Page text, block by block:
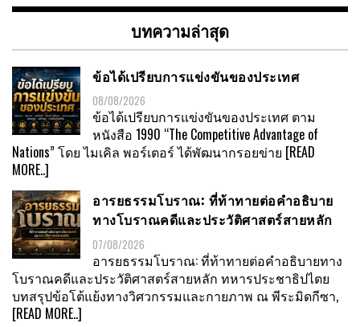
หมู่
บทความล่าสุด
ข้อได้เปรียบการแข่งขันของประเทศ
08/08/2026
ข้อได้เปรียบการแข่งขันของประเทศ ตาม
หนังสือ 1990 “The Competitive Advantage of
Nations” โดย ไมเคิล พอร์เตอร์ ได้พัฒนากรอยข่าย [READ
MORE..]
อารยธรรมโบราณ: ที่ท้าทายต่อคำอธิบาย
ทางโบราณคดีและประวัติศาสตร์สายหลัก
07/08/2026
อารยธรรมโบราณ: ที่ท้าทายต่อคำอธิบายทาง
โบราณคดีและประวัติศาสตร์สายหลัก ทหารประชาธิปไตย
บทสรุปข้อโต้แย้งทางวิศวกรรมและกายภาพ ณ พีระมิดกีซา,
[READ MORE..]